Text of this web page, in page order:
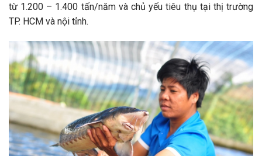
từ 1.200 – 1.400 tấn/năm và chủ yếu tiêu thụ tại thị trường
TP. HCM và nội tỉnh.